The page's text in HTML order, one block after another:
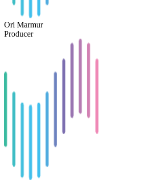
Ori Marmur
Producer